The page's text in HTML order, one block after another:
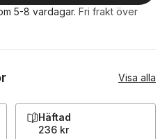
5-8 vardagar. Fri frakt över
Visa alla
Häftad
236 kr